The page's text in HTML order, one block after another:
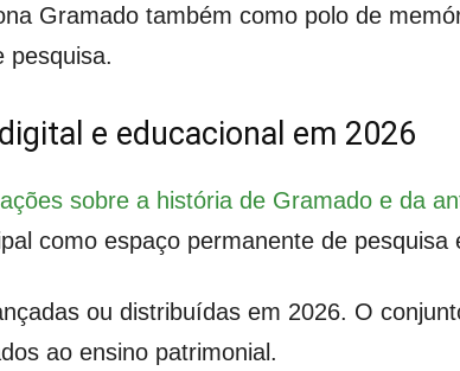
Gramado também como polo de
pesquisa.
e educacional em 2026
sobre a história de Gramado e da
como espaço permanente de pesquisa
ou distribuídas em 2026. O
ao ensino patrimonial.